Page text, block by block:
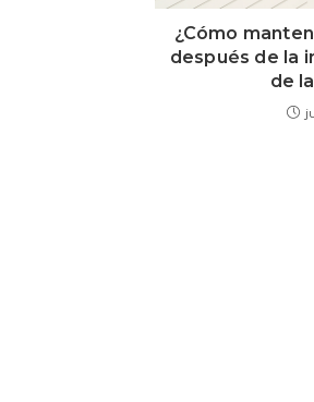
¿Cómo
después de la
de